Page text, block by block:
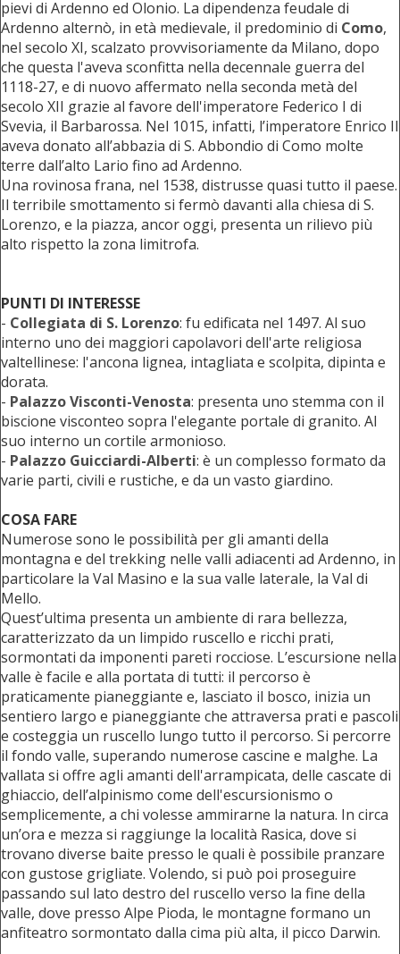
pievi di Ardenno ed Olonio. La dipendenza feudale di
Ardenno alternò, in età medievale, il predominio di Como,
nel secolo XI, scalzato provvisoriamente da Milano, dopo
che questa l'aveva sconfitta nella decennale guerra del
1118-27, e di nuovo affermato nella seconda metà del
secolo XII grazie al favore dell'imperatore Federico I di
Svevia, il Barbarossa. Nel 1015, infatti, l’imperatore Enrico II
aveva donato all’abbazia di S. Abbondio di Como molte
terre dall’alto Lario fino ad Ardenno.
Una rovinosa frana, nel 1538, distrusse quasi tutto il paese.
Il terribile smottamento si fermò davanti alla chiesa di S.
Lorenzo, e la piazza, ancor oggi, presenta un rilievo più
alto rispetto la zona limitrofa.
PUNTI DI INTERESSE
- Collegiata di S. Lorenzo: fu edificata nel 1497. Al suo
interno uno dei maggiori capolavori dell'arte religiosa
valtellinese: l'ancona lignea, intagliata e scolpita, dipinta e
dorata.
- Palazzo Visconti-Venosta: presenta uno stemma con il
biscione visconteo sopra l'elegante portale di granito. Al
suo interno un cortile armonioso.
- Palazzo Guicciardi-Alberti: è un complesso formato da
varie parti, civili e rustiche, e da un vasto giardino.
COSA FARE
Numerose sono le possibilità per gli amanti della
montagna e del trekking nelle valli adiacenti ad Ardenno, in
particolare la Val Masino e la sua valle laterale, la Val di
Mello.
Quest’ultima presenta un ambiente di rara bellezza,
caratterizzato da un limpido ruscello e ricchi prati,
sormontati da imponenti pareti rocciose. L’escursione nella
valle è facile e alla portata di tutti: il percorso è
praticamente pianeggiante e, lasciato il bosco, inizia un
sentiero largo e pianeggiante che attraversa prati e pascoli
e costeggia un ruscello lungo tutto il percorso. Si percorre
il fondo valle, superando numerose cascine e malghe. La
vallata si offre agli amanti dell'arrampicata, delle cascate di
ghiaccio, dell’alpinismo come dell'escursionismo o
semplicemente, a chi volesse ammirarne la natura. In circa
un’ora e mezza si raggiunge la località Rasica, dove si
trovano diverse baite presso le quali è possibile pranzare
con gustose grigliate. Volendo, si può poi proseguire
passando sul lato destro del ruscello verso la fine della
valle, dove presso Alpe Pioda, le montagne formano un
anfiteatro sormontato dalla cima più alta, il picco Darwin.